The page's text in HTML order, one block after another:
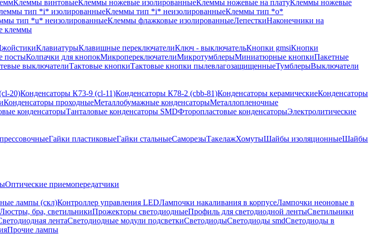
Клеммы винтовыеКлеммы ножевые изолированныеКлеммы ножевые на платуКлеммы ножевые
тип *i* изолированныеКлеммы тип *i* неизолированныеКлеммы тип *o*
тип *u* неизолированныеКлеммы флажковые изолированныеЛепесткиНаконечники на
клеммы
КлавиатурыКлавишные переключателиКлюч - выключательКнопки gmsiКнопки
постыКолпачки для кнопокМикропереключателиМикротумблерыМиниатюрные кнопкиПакетные
выключателиТактовые кнопкиТактовые кнопки пылевлагозащищенныеТумблерыВыключатели
20)Конденсаторы К73-9 (cl-11)Конденсаторы К78-2 (cbb-81)Конденсаторы керамическиеКонденсаторы
Конденсаторы проходныеМеталлобумажные конденсаторыМеталлопленочные
конденсаторыТанталовые конденсаторы SMDФторопластовые конденсаторыЭлектролитические
Гайки пластиковыеГайки стальныеСаморезыТакелажХомутыШайбы изоляционныеШайбы
Оптические приемопередатчики
лампы (скл)Контроллер управления LEDЛампочки накаливания в корпусеЛампочки неоновые в
Люстры, бра, светильникиПрожекторы светодиодныеПрофиль для светодиодной лентыСветильники
лентаСветодиодные модули подсветкиСветодиодыСветодиоды smdСветодиоды в
Прочие лампы